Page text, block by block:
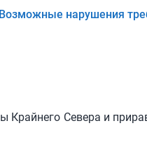
Возможные нарушения
Севера и